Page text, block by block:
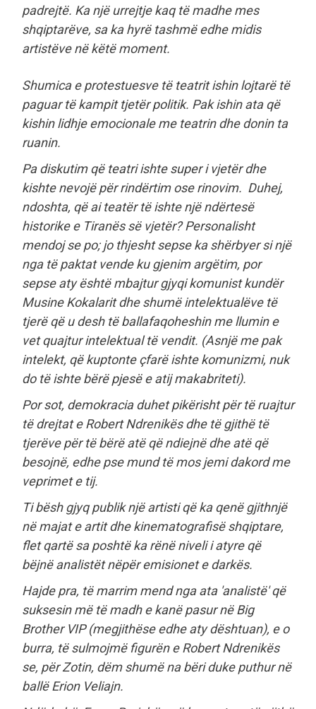
padrejtë. Ka një urrejtje kaq të madhe mes
shqiptarëve, sa ka hyrë tashmë edhe midis
artistëve në këtë moment.
Shumica e protestuesve të teatrit ishin lojtarë të
paguar të kampit tjetër politik. Pak ishin ata që
kishin lidhje emocionale me teatrin dhe donin ta
ruanin.
Pa diskutim që teatri ishte super i vjetër dhe
kishte nevojë për rindërtim ose rinovim. Duhej,
ndoshta, që ai teatër të ishte një ndërtesë
historike e Tiranës së vjetër? Personalisht
mendoj se po; jo thjesht sepse ka shërbyer si një
nga të paktat vende ku gjenim argëtim, por
sepse aty është mbajtur gjyqi komunist kundër
Musine Kokalarit dhe shumë intelektualëve të
tjerë që u desh të ballafaqoheshin me llumin e
vet quajtur intelektual të vendit. (Asnjë me pak
intelekt, që kuptonte çfarë ishte komunizmi, nuk
do të ishte bërë pjesë e atij makabriteti).
Por sot, demokracia duhet pikërisht për të ruajtur
të drejtat e Robert Ndrenikës dhe të gjithë të
tjerëve për të bërë atë që ndiejnë dhe atë që
besojnë, edhe pse mund të mos jemi dakord me
veprimet e tij.
Ti bësh gjyq publik një artisti që ka qenë gjithnjë
në majat e artit dhe kinematografisë shqiptare,
flet qartë sa poshtë ka rënë niveli i atyre që
bëjnë analistët nëpër emisionet e darkës.
Hajde pra, të marrim mend nga ata 'analistë' që
suksesin më të madh e kanë pasur në Big
Brother VIP (megjithëse edhe aty dështuan), e o
burra, të sulmojmë figurën e Robert Ndrenikës
se, për Zotin, dëm shumë na bëri duke puthur në
ballë Erion Veliajn.